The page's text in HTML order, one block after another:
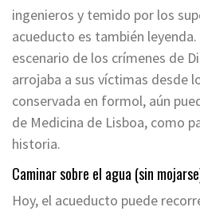
ingenieros y temido por los
acueducto es también leyenda.
escenario de los crímenes de
arrojaba a sus víctimas desde
conservada en formol, aún
de Medicina de Lisboa, como
historia.
Caminar sobre el agua (sin
Hoy, el acueducto puede